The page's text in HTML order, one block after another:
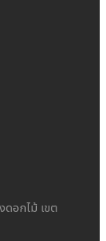
อกไม้ เขต